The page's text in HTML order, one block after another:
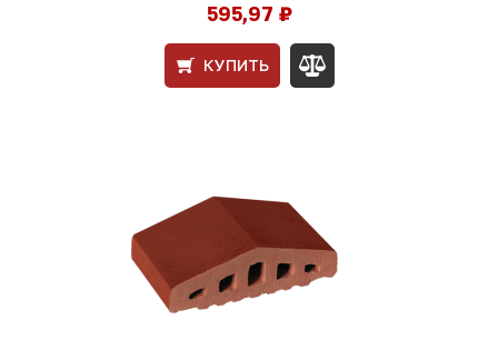
595,97 ₽
КУПИТЬ